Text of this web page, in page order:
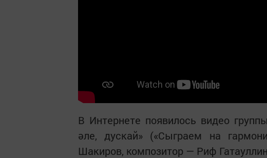
В Интернете появилось видео
әле, дускай» («Сыграем на
Шакиров, композитор — Риф